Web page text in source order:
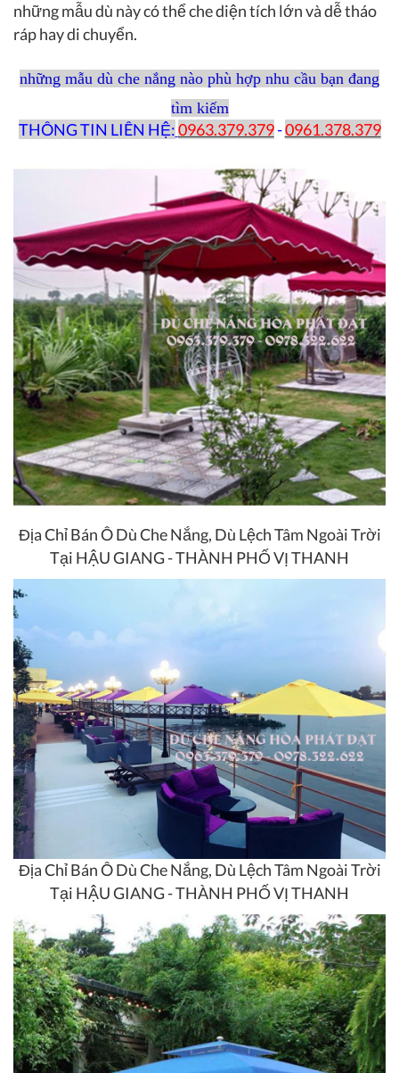
những mẫu dù này có thể che diện tích lớn và dễ tháo
ráp hay di chuyển.
những mẫu dù che nắng nào phù hợp nhu cầu bạn đang
tìm kiếm
THÔNG TIN LIÊN HỆ:0963.379.379-0961.378.379
Địa Chỉ Bán Ô Dù Che Nắng, Dù Lệch Tâm Ngoài Trời
Tại HẬU GIANG - THÀNH PHỐ VỊ THANH
Địa Chỉ Bán Ô Dù Che Nắng, Dù Lệch Tâm Ngoài Trời
Tại HẬU GIANG - THÀNH PHỐ VỊ THANH